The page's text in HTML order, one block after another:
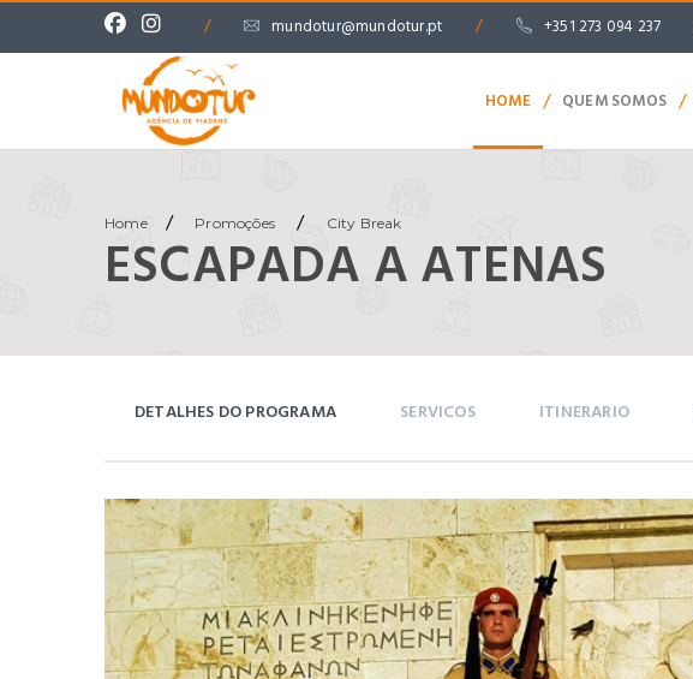
/ mundotur@mundotur.pt / +351 273 094 237
HOME / QUEM SOMOS /
Home / Promoções / City Break
ESCAPADA A ATENAS
DETALHES DO PROGRAMA SERVICOS ITINERARIO